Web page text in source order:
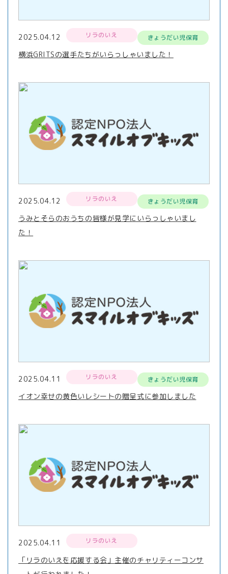
2025.04.12 リラのいえ きょうだい児保育
横浜GRITSの選手たちがいらっしゃいました！
2025.04.12 リラのいえ きょうだい児保育
うみとそらのおうちの皆様が見学にいらっしゃいまし
た！
2025.04.11 リラのいえ きょうだい児保育
イオン幸せの黄色いレシートの贈呈式に参加しました
2025.04.11 リラのいえ
「リラのいえを応援する会」主催のチャリティーコンサ